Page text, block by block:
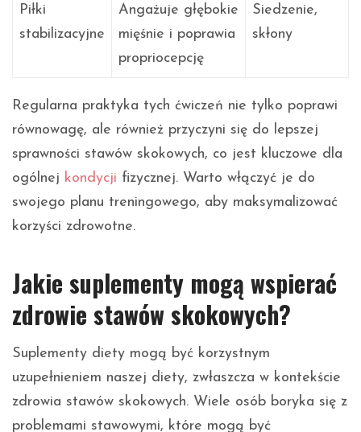
Piłki
stabilizacyjne
Angażuje głębokie
mięśnie i poprawia
propriocepcję
Siedzenie,
skłony
Regularna praktyka tych ćwiczeń nie tylko poprawi
równowagę, ale również przyczyni się do lepszej
sprawności stawów skokowych, co jest kluczowe dla
ogólnej kondycji fizycznej. Warto włączyć je do
swojego planu treningowego, aby maksymalizować
korzyści zdrowotne.
Jakie suplementy mogą wspierać
zdrowie stawów skokowych?
Suplementy diety mogą być korzystnym
uzupełnieniem naszej diety, zwłaszcza w kontekście
zdrowia stawów skokowych. Wiele osób boryka się z
problemami stawowymi, które mogą być